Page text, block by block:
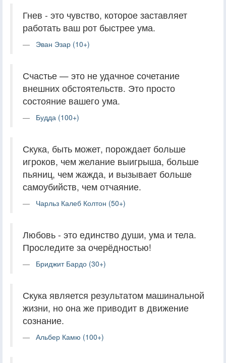
Гнев - это чувство, которое заставляет
работать ваш рот быстрее ума.
Эван Эзар (10+)
Счастье — это не удачное сочетание
внешних обстоятельств. Это просто
состояние вашего ума.
Будда (100+)
Скука, быть может, порождает больше
игроков, чем желание выигрыша, больше
пьяниц, чем жажда, и вызывает больше
самоубийств, чем отчаяние.
Чарльз Калеб Колтон (50+)
Любовь - это единство души, ума и тела.
Проследите за очерёдностью!
Бриджит Бардо (30+)
Скука является результатом машинальной
жизни, но она же приводит в движение
сознание.
Альбер Камю (100+)